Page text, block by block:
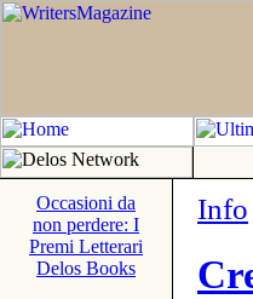
Occasioni da
non perdere: I
Premi Letterari
Delos Books
Info